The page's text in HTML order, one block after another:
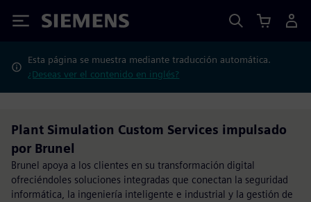
Siemens
Esta página se muestra mediante traducción automática.
¿Deseas ver el contenido en inglés?
Plant Simulation Custom Services impulsado
por Brunel
Brunel apoya a los clientes en su transformación digital
ofreciéndoles soluciones integradas que conectan la seguridad
informática, la ingeniería inteligente e industrial y la gestión de